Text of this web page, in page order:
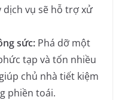
dịch vụ sẽ hỗ trợ xử
sức: Phá dỡ một
tạp và tốn nhiều
chủ nhà tiết kiệm
phiền toái.